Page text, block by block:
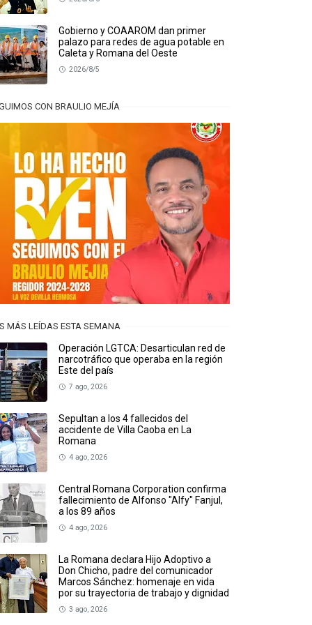
Gobierno y COAAROM dan primer
palazo para redes de agua potable en
Caleta y Romana del Oeste
2026/8/5
CON BRAULIO MEJÍA
MÁS LEÍDAS ESTA SEMANA
Operación LGTCA: Desarticulan red de
narcotráfico que operaba en la región
Este del país
7 ago, 2026
Sepultan a los 4 fallecidos del
accidente de Villa Caoba en La
Romana
4 ago, 2026
Central Romana Corporation confirma
fallecimiento de Alfonso "Alfy" Fanjul,
a los 89 años
4 ago, 2026
La Romana declara Hijo Adoptivo a
Don Chicho, padre del comunicador
Marcos Sánchez: homenaje en vida
por su trayectoria de trabajo y dignidad
3 ago, 2026